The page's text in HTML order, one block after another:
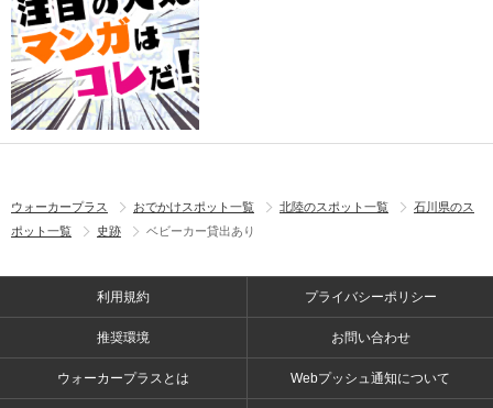
ウォーカープラス おでかけスポット一覧 北陸のスポット一覧
石川県のス
ポット一覧
史跡 ベビーカー貸出あり
利用規約 プライバシーポリシー
推奨環境 お問い合わせ
ウォーカープラスとは Webプッシュ通知について